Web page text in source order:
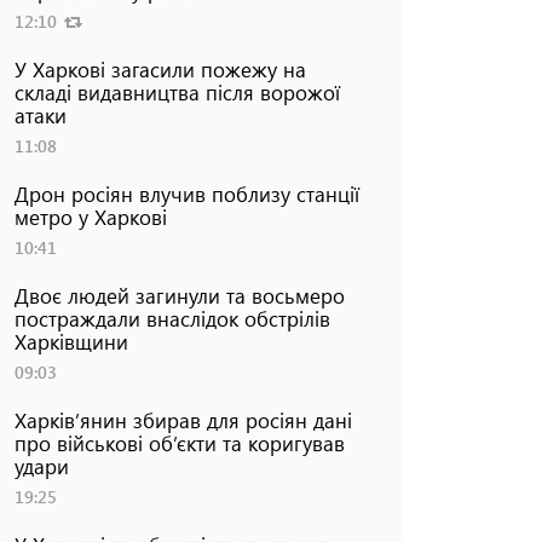
12:10
У Харкові загасили пожежу на
складі видавництва після ворожої
атаки
11:08
Дрон росіян влучив поблизу станції
метро у Харкові
10:41
Двоє людей загинули та восьмеро
постраждали внаслідок обстрілів
Харківщини
09:03
Харків’янин збирав для росіян дані
про військові об’єкти та коригував
удари
19:25